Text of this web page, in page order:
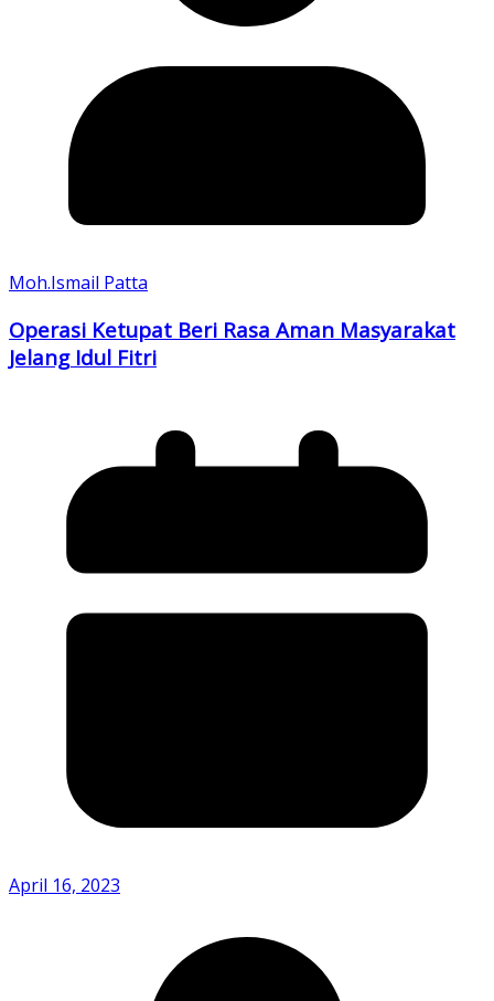
Moh.Ismail Patta
Operasi Ketupat Beri Rasa Aman Masyarakat
Jelang Idul Fitri
April 16, 2023